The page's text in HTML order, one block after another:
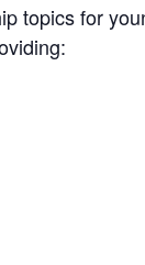
topics for